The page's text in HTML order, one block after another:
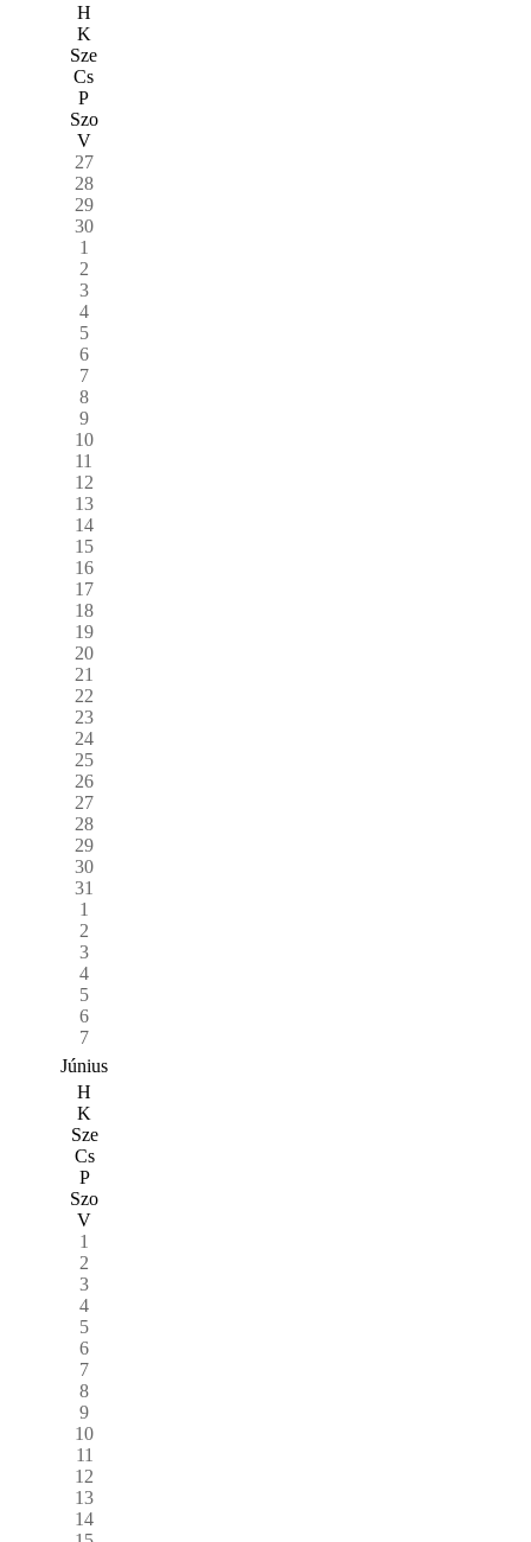
H
K
Sze
Cs
P
Szo
V
27
28
29
30
1
2
3
4
5
6
7
8
9
10
11
12
13
14
15
16
17
18
19
20
21
22
23
24
25
26
27
28
29
30
31
1
2
3
4
5
6
7
Június
H
K
Sze
Cs
P
Szo
V
1
2
3
4
5
6
7
8
9
10
11
12
13
14